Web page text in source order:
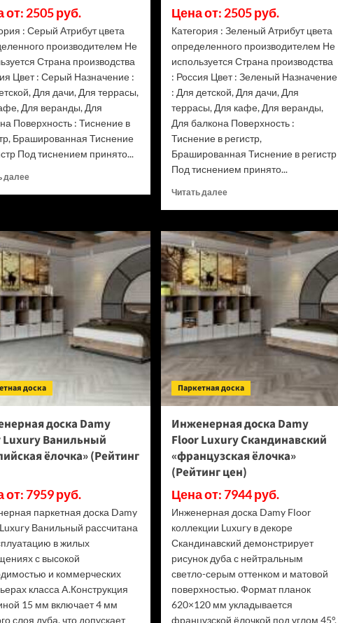
от: 2505 руб.
: Серый Атрибут цвета
производителем Не
Страна производства
Цвет : Серый Назначение :
Для дачи, Для террасы,
Для веранды, Для
Поверхность : Тиснение в
Брашированная Тиснение
Под тиснением принято...
далееПрочитать
Terrapol
Praktik
моноколор
Кварц
(Рейтинг
цен)
Цена от: 2505 руб.
Категория : Зеленый Атрибут цвета
определенного производителем Не
используется Страна производства
: Россия Цвет : Зеленый Назначение
: Для детской, Для дачи, Для
террасы, Для кафе, Для веранды,
Для балкона Поверхность :
Тиснение в регистр,
Брашированная Тиснение в регистр
Под тиснением принято...
Читать далееПрочитать
Доска
террасная
Terrapol
Praktik
моноколор
Изумруд
(Рейтинг
цен)
доска
доска Damy
Luxury Ванильный
ёлочка» (Рейтинг
от: 7959 руб.
паркетная доска Damy
Ванильный рассчитана
в жилых
с высокой
и коммерческих
класса A.Конструкция
15 мм включает 4 мм
слоя дуба, что допускает
Паркетная доска
Инженерная доска Damy
Floor Luxury Скандинавский
«французская ёлочка»
(Рейтинг цен)
Цена от: 7944 руб.
Инженерная доска Damy Floor
коллекции Luxury в декоре
Скандинавский демонстрирует
рисунок дуба с нейтральным
светло-серым оттенком и матовой
поверхностью. Формат планок
620×120 мм укладывается
французской ёлочкой под углом 45°,